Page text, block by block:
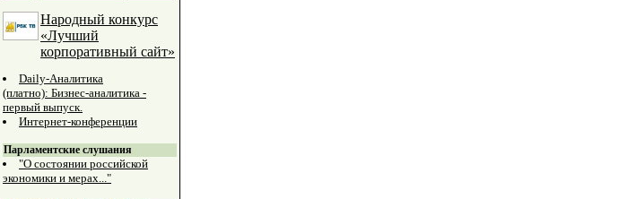
Народный конкурс
«Лучший
корпоративный сайт»
Daily-Аналитика
(платно): Бизнес-аналитика -
первый выпуск.
Интернет-конференции
Парламентские слушания
"О состоянии российской
экономики и мерах..."